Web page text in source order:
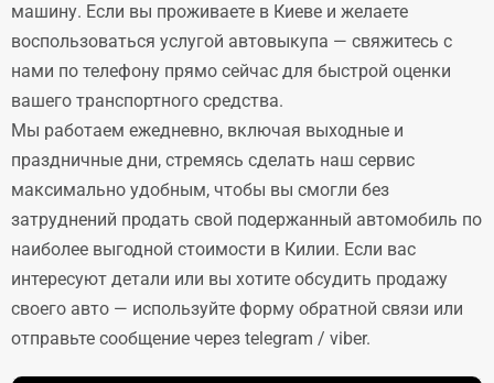
машину. Если вы проживаете в Киеве и желаете
воспользоваться услугой автовыкупа — свяжитесь с
нами по телефону прямо сейчас для быстрой оценки
вашего транспортного средства.
Мы работаем ежедневно, включая выходные и
праздничные дни, стремясь сделать наш сервис
максимально удобным, чтобы вы смогли без
затруднений продать свой подержанный автомобиль по
наиболее выгодной стоимости в Килии. Если вас
интересуют детали или вы хотите обсудить продажу
своего авто — используйте форму обратной связи или
отправьте сообщение через telegram / viber.